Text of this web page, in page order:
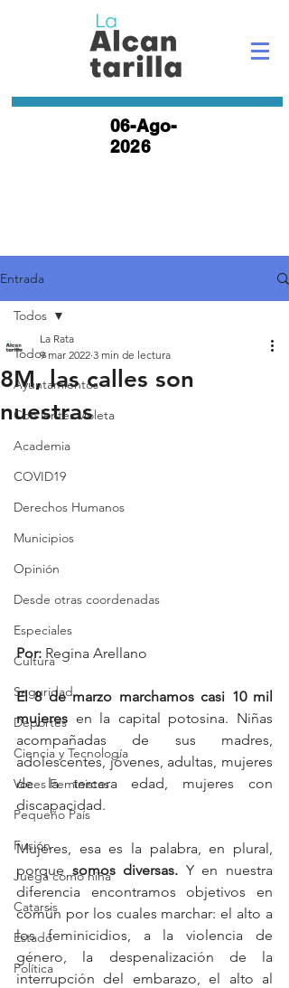
06-Ago-
2026
Entrada
Todos
Ayuntamientos
Con lentes violeta
Academia
COVID19
Derechos Humanos
Municipios
Opinión
Desde otras coordenadas
Especiales
Cultura
Seguridad
Deportes
Ciencia y Tecnología
Voces Feministas
Pequeño País
Fusión
Juega como niña
Catarsis
Estado
Política
Todos
8M, las calles son
nuestras
La Rata
9 mar 2022 3 min de lectura
Por: Regina Arellano
El 8 de marzo marchamos casi 10 mil
mujeres en la capital potosina. Niñas
acompañadas de sus madres,
adolescentes, jóvenes, adultas, mujeres
de la tercera edad, mujeres con
discapacidad.
Mujeres, esa es la palabra, en plural,
porque somos diversas. Y en nuestra
diferencia encontramos objetivos en
común por los cuales marchar: el alto a
los feminicidios, a la violencia de
género, la despenalización de la
interrupción del embarazo, el alto al